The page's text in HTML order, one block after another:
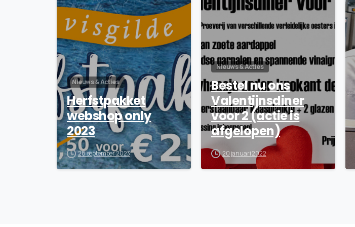
Nieuws & Acties
Herfstpakket
webshop only
2023
28 september 2023
Nieuws & Acties
Bestel nu ons
Valentijnsdiner
voor 2 (actie is
afgelopen)
20 januari 2022